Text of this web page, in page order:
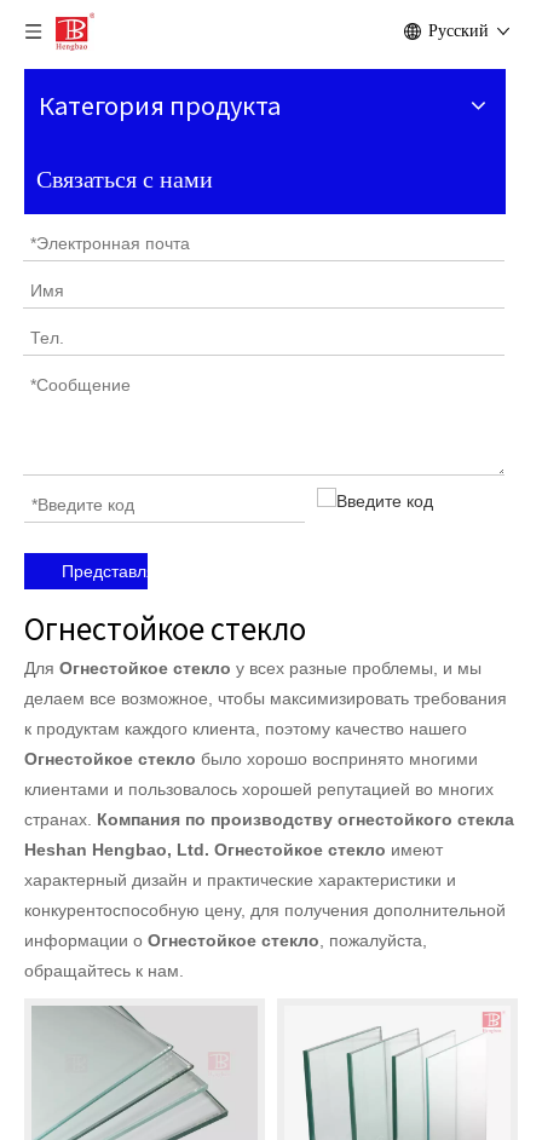
Pусский
Категория продукта
Связаться с нами
Представлять на рассмотрение
Огнестойкое стекло
Для Огнестойкое стекло у всех разные проблемы, и мы
делаем все возможное, чтобы максимизировать требования
к продуктам каждого клиента, поэтому качество нашего
Огнестойкое стекло было хорошо воспринято многими
клиентами и пользовалось хорошей репутацией во многих
странах. Компания по производству огнестойкого стекла
Heshan Hengbao, Ltd. Огнестойкое стекло имеют
характерный дизайн и практические характеристики и
конкурентоспособную цену, для получения дополнительной
информации о Огнестойкое стекло , пожалуйста,
обращайтесь к нам.